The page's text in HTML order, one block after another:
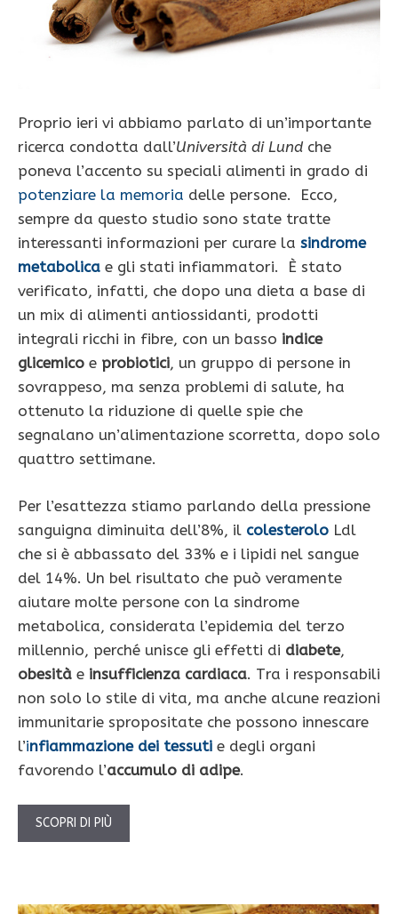
Proprio ieri vi abbiamo parlato di un’importante
ricerca condotta dall’Università di Lund che
poneva l’accento su speciali alimenti in grado di
potenziare la memoria delle persone. Ecco,
sempre da questo studio sono state tratte
interessanti informazioni per curare la sindrome
metabolica e gli stati infiammatori. È stato
verificato, infatti, che dopo una dieta a base di
un mix di alimenti antiossidanti, prodotti
integrali ricchi in fibre, con un basso indice
glicemico e probiotici, un gruppo di persone in
sovrappeso, ma senza problemi di salute, ha
ottenuto la riduzione di quelle spie che
segnalano un’alimentazione scorretta, dopo solo
quattro settimane.
Per l’esattezza stiamo parlando della pressione
sanguigna diminuita dell’8%, il colesterolo Ldl
che si è abbassato del 33% e i lipidi nel sangue
del 14%. Un bel risultato che può veramente
aiutare molte persone con la sindrome
metabolica, considerata l’epidemia del terzo
millennio, perché unisce gli effetti di diabete,
obesità e insufficienza cardiaca. Tra i responsabili
non solo lo stile di vita, ma anche alcune reazioni
immunitarie spropositate che possono innescare
l’infiammazione dei tessuti e degli organi
favorendo l’accumulo di adipe.
SCOPRI DI PIÙ